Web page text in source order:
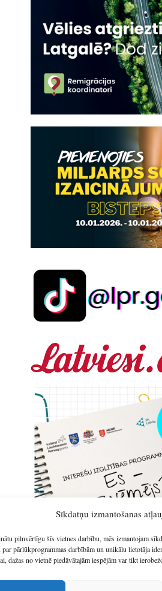
Sīkdatņu izmantošanas
pilnvērtīgu šīs vietnes darbību, mēs izmantojam
pārlūkprogrammas darbībām un unikālu lietotāja
dažas no vietnē piedāvātajām iespējām var tikt